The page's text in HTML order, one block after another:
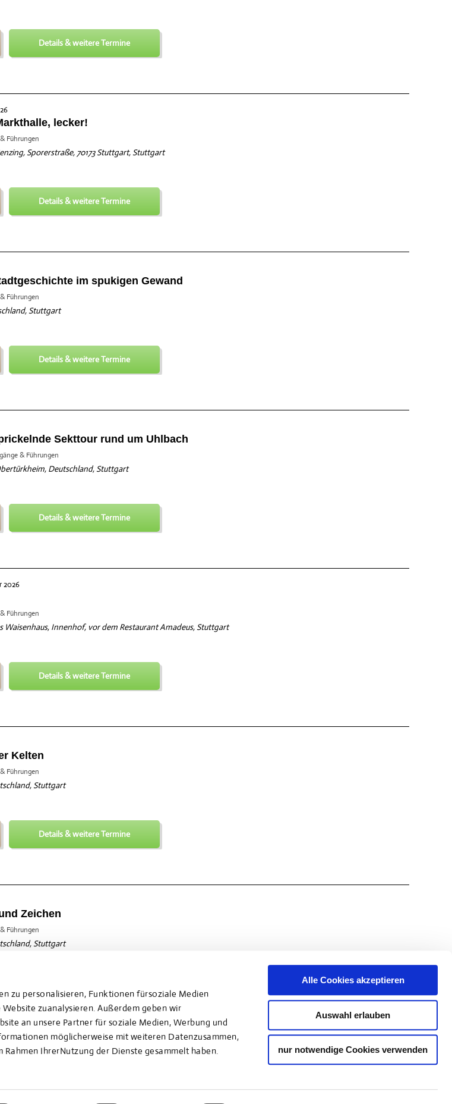
zu personalisieren, Funktionen fürsoziale Medien
zuanalysieren. Außerdem geben wir
an unsere Partner für soziale Medien, Werbung und
möglicherweise mit weiteren Datenzusammen,
IhrerNutzung der Dienste gesammelt haben.
Alle Cookies akzeptieren
Auswahl erlauben
nur notwendige Cookies verwenden
Details & weitere Termine
lecker!
Führungen
Sporerstraße, 70173 Stuttgart, Stuttgart
Details & weitere Termine
im spukigen Gewand
Führungen
Stuttgart
Details & weitere Termine
Sekttour rund um Uhlbach
& Führungen
Deutschland, Stuttgart
Details & weitere Termine
2026
Führungen
Innenhof, vor dem Restaurant Amadeus, Stuttgart
Details & weitere Termine
Kelten
Führungen
Stuttgart
Details & weitere Termine
Zeichen
Führungen
Stuttgart
Details & weitere Termine